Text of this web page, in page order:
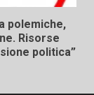
polemiche,
Risorse
politica”